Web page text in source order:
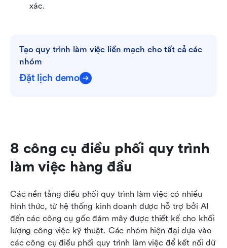
xác.
Tạo quy trình làm việc liền mạch cho tất cả các
nhóm
Đặt lịch demo
8 công cụ điều phối quy trình
làm việc hàng đầu
Các nền tảng điều phối quy trình làm việc có nhiều
hình thức, từ hệ thống kinh doanh được hỗ trợ bởi AI
đến các công cụ gốc đám mây được thiết kế cho khối
lượng công việc kỹ thuật. Các nhóm hiện đại dựa vào
các công cụ điều phối quy trình làm việc để kết nối dữ